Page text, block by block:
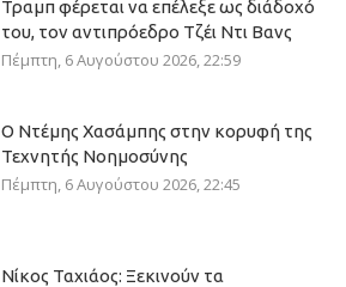
Τραμπ φέρεται να επέλεξε ως διάδοχό
του, τον αντιπρόεδρο Τζέι Ντι Βανς
Πέμπτη, 6 Αυγούστου 2026, 22:59
Ο Ντέμης Χασάμπης στην κορυφή της
Τεχνητής Νοημοσύνης
Πέμπτη, 6 Αυγούστου 2026, 22:45
Νίκος Ταχιάος: Ξεκινούν τα